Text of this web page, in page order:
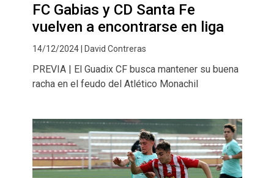
FC Gabias y CD Santa Fe
vuelven a encontrarse en liga
14/12/2024 | David Contreras
PREVIA | El Guadix CF busca mantener su buena
racha en el feudo del Atlético Monachil